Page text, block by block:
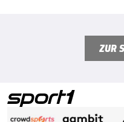
ZUR